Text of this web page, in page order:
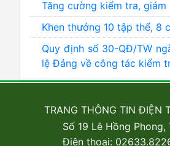
Tăng cường kiểm tra,
Khen thưởng 10 tập thể, 8
Quy định số 30-QĐ/TW
lệ Đảng về công tác kiểm
TRANG THÔNG TIN ĐIỆN
Số 19 Lê Hồng Phong,
Điện thoại: